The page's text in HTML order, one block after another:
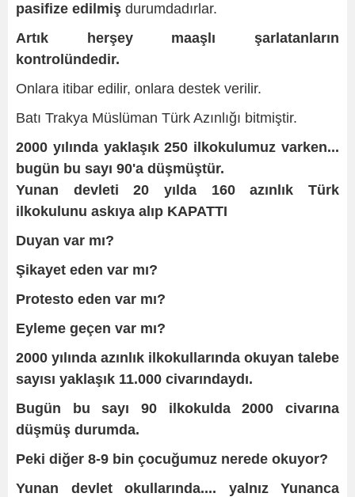
pasifize edilmiş durumdadırlar.
Artık herşey maaşlı şarlatanların
kontrolündedir.
Onlara itibar edilir, onlara destek verilir.
Batı Trakya Müslüman Türk Azınlığı bitmiştir.
2000 yılında yaklaşık 250 ilkokulumuz varken...
bugün bu sayı 90'a düşmüştür.
Yunan devleti 20 yılda 160 azınlık Türk
ilkokulunu askıya alıp KAPATTI
Duyan var mı?
Şikayet eden var mı?
Protesto eden var mı?
Eyleme geçen var mı?
2000 yılında azınlık ilkokullarında okuyan talebe
sayısı yaklaşık 11.000 civarındaydı.
Bugün bu sayı 90 ilkokulda 2000 civarına
düşmüş durumda.
Peki diğer 8-9 bin çocuğumuz nerede okuyor?
Yunan devlet okullarında.... yalnız Yunanca